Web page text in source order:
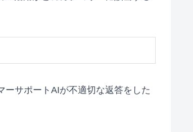
サポートAIが不適切な返答をした